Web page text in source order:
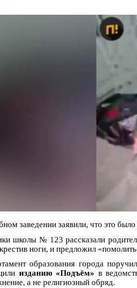
заведении заявили, что это
школы № 123 рассказали
ноги, и предложил
образования города
изданию «Подъём» в
а не религиозный обряд.